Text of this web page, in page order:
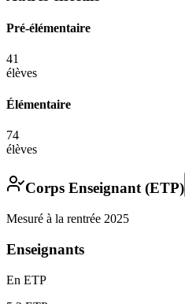
Pré-élémentaire
41
élèves
Élémentaire
74
élèves
Corps Enseignant (ETP)
Mesuré à la rentrée 2025
Enseignants
En ETP